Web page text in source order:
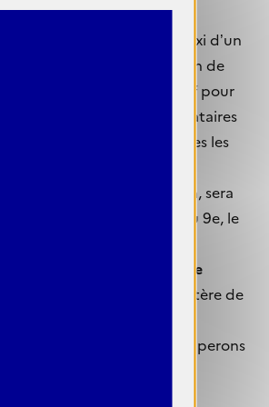
soit en nature (tirage et
par dahinden, taille maxi d’un
sous forme d’abandon de
forme de don sur justificatif pour
passées par d’autres prestataires
tirages à dispo, pour toutes les
2025. La livraison des
le Laboratoire Dahinden, sera
laboratoire à la Mairie du 9e, le
le Ministère de la Culture
avec le soutien du ministère de
régionale des affaires
France DRAC, nous participerons
des photographes
montant sera défini dans